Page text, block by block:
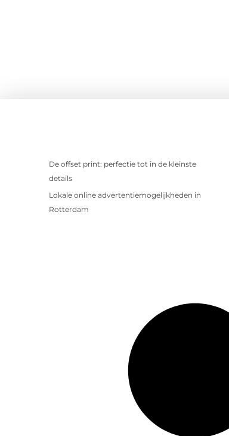
De offset print: perfectie tot in de kleinste
details
Lokale online advertentiemogelijkheden in
Rotterdam